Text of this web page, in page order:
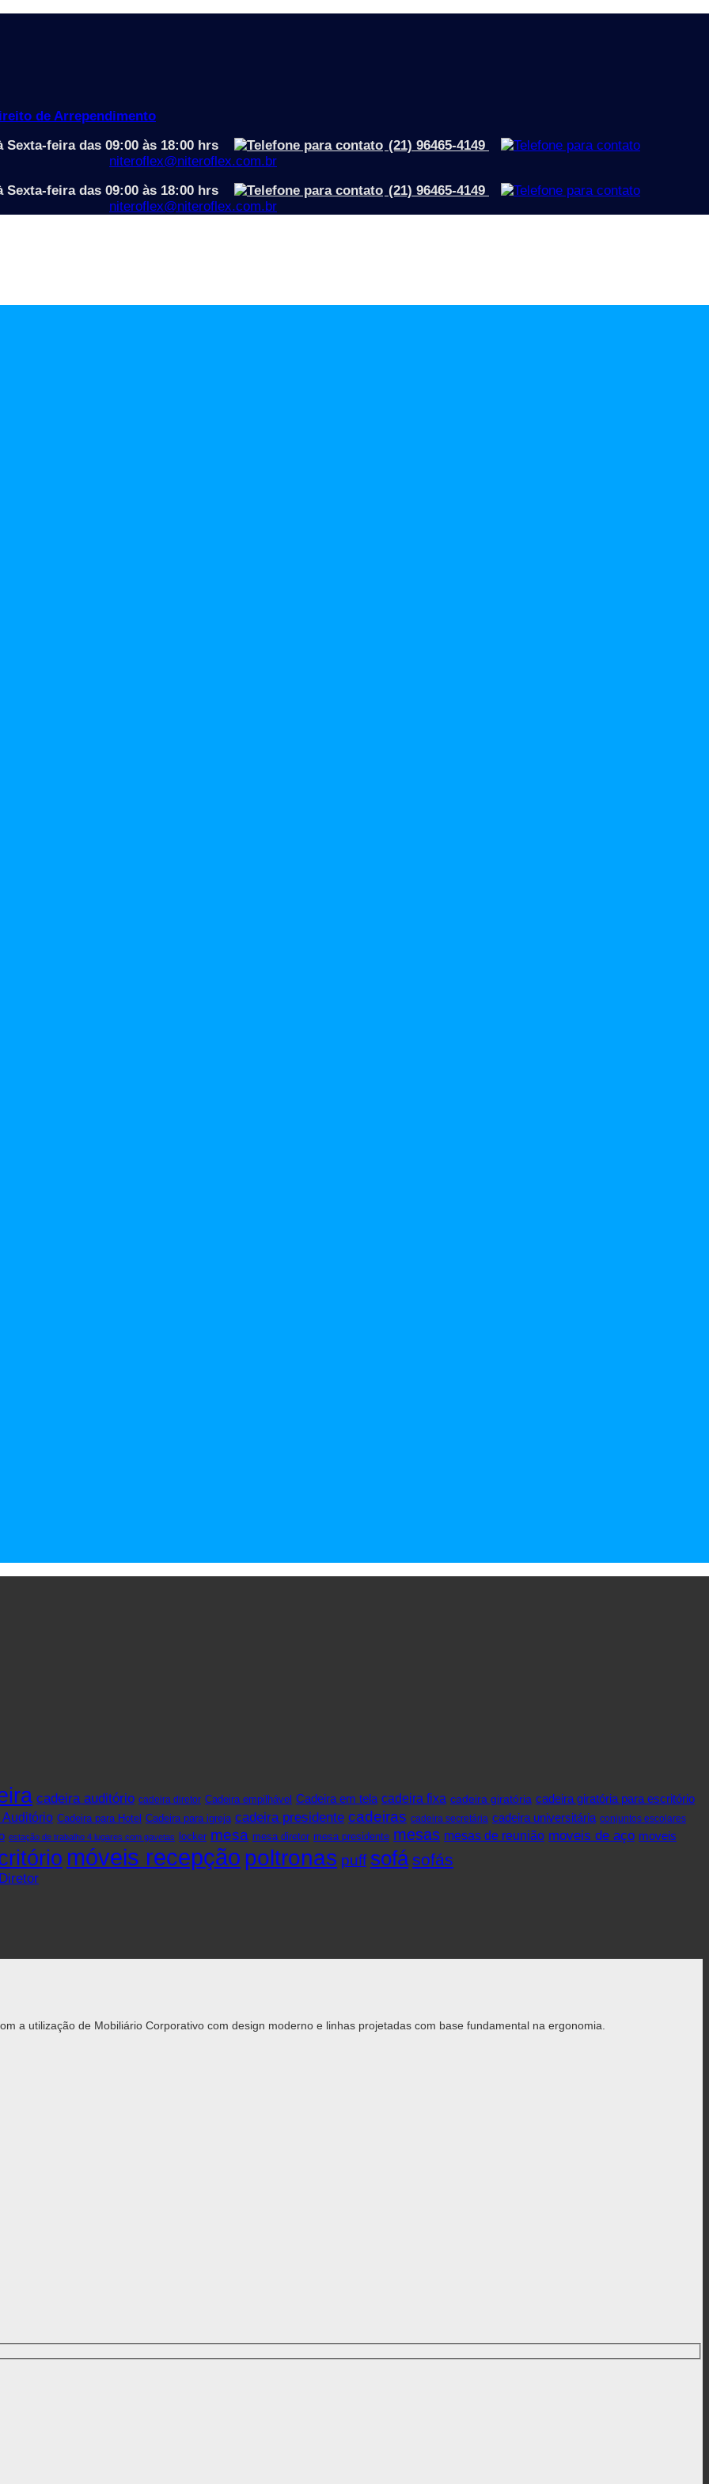
de Arrependimento
Sexta-feira das 09:00 às 18:00 hrs
(21) 96465-4149
niteroflex@niteroflex.com.br
Sexta-feira das 09:00 às 18:00 hrs
(21) 96465-4149
niteroflex@niteroflex.com.br
cadeira auditório cadeira diretor Cadeira empilhável Cadeira em tela cadeira fixa cadeira giratória cadeira giratória para escritório
Cadeira para Hotel Cadeira para igreja cadeira presidente cadeiras cadeira secretária cadeira universitária conjuntos escolares
estação de trabalho 4 lugares com gavetas locker mesa mesa diretor mesa presidente mesas mesas de reunião moveis de aço moveis
móveis recepção poltronas puff sofá sofás
a utilização de Mobiliário Corporativo com design moderno e linhas projetadas com base fundamental na ergonomia.